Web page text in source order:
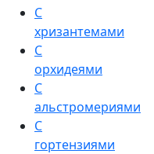
С
хризантемами
С
орхидеями
С
альстромериями
С
гортензиями